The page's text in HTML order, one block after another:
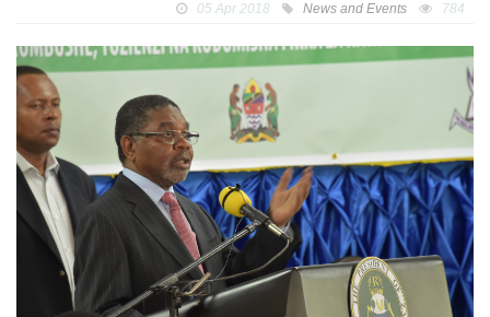
05 Apr 2018 News and Events 784